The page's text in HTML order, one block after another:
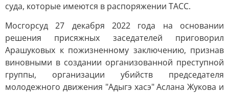
суда, которые имеются в распоряжении ТАСС.
Мосгорсуд 27 декабря 2022 года на основании
решения присяжных заседателей приговорил
Арашуковых к пожизненному заключению, признав
виновными в создании организованной преступной
группы, организации убийств председателя
молодежного движения "Адыгэ хасэ" Аслана Жукова и